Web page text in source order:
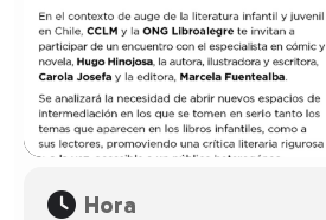
Hora